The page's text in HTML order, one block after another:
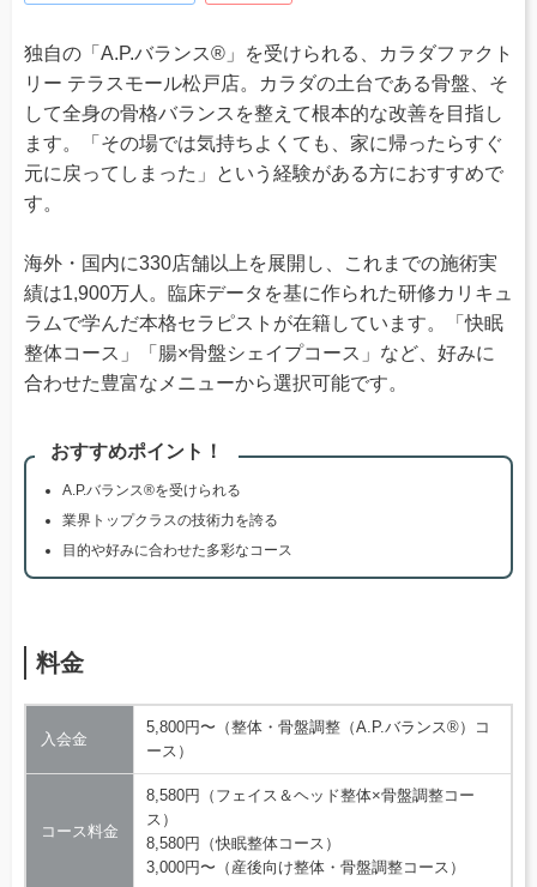
独自の「A.P.バランス®」を受けられる、カラダファクト
リー テラスモール松戸店。カラダの土台である骨盤、そ
して全身の骨格バランスを整えて根本的な改善を目指し
ます。「その場では気持ちよくても、家に帰ったらすぐ
元に戻ってしまった」という経験がある方におすすめで
す。
海外・国内に330店舗以上を展開し、これまでの施術実
績は1,900万人。臨床データを基に作られた研修カリキュ
ラムで学んだ本格セラピストが在籍しています。「快眠
整体コース」「腸×骨盤シェイプコース」など、好みに
合わせた豊富なメニューから選択可能です。
おすすめポイント！
A.P.バランス®を受けられる
業界トップクラスの技術力を誇る
目的や好みに合わせた多彩なコース
料金
入会金
5,800円〜（整体・骨盤調整（A.P.バランス®）コ
ース）
コース料金
8,580円（フェイス＆ヘッド整体×骨盤調整コー
ス）
8,580円（快眠整体コース）
3,000円〜（産後向け整体・骨盤調整コース）